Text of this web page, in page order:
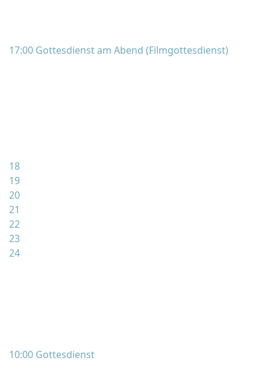
17:00 Gottesdienst am Abend (Filmgottesdienst)
18
19
20
21
22
23
24
10:00 Gottesdienst